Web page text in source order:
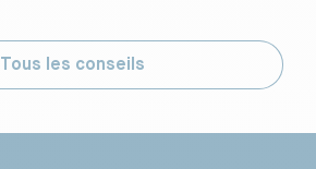
Tous les conseils